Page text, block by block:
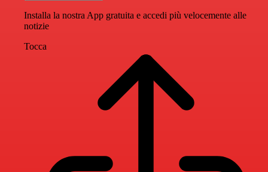
Installa la nostra App gratuita e accedi più velocemente alle
notizie
Tocca